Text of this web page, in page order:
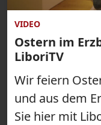
VIDEO
Ostern im
LiboriTV
Wir feiern
und aus dem
Sie hier mit